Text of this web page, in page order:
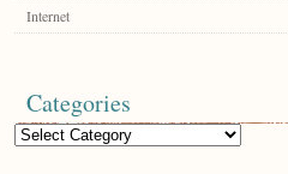
Internet
Categories
Categories